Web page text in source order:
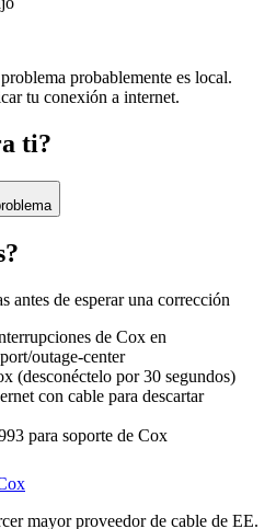
probablemente es local.
tu conexión a internet.
ti?
antes de esperar una corrección
de Cox en
outage-center
(desconéctelo por 30 segundos)
con cable para descartar
para soporte de Cox
mayor proveedor de cable de EE.